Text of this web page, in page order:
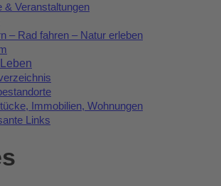
& Veranstaltungen
– Rad fahren – Natur erleben
Immobilien, Wohnungen
Links